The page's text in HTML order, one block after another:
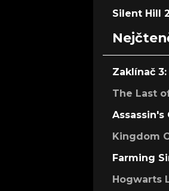
Silent Hill
Zaklínač
The Last
Assassin's
Kingdom
Farming
Hogwarts